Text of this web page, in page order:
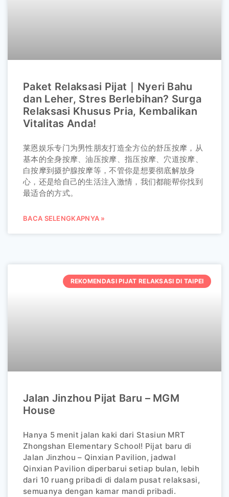
Paket Relaksasi Pijat｜Nyeri Bahu
dan Leher, Stres Berlebihan? Surga
Relaksasi Khusus Pria, Kembalikan
Vitalitas Anda!
莱恩娱乐专门为男性朋友打造全方位的舒压按摩，从
基本的全身按摩、油压按摩、指压按摩、穴道按摩、
白按摩到摄护腺按摩等，不管你是想要彻底解放身
心，还是给自己的生活注入激情，我们都能帮你找到
最适合的方式。
BACA SELENGKAPNYA »
REKOMENDASI PIJAT RELAKSASI DI TAIPEI
Jalan Jinzhou Pijat Baru – MGM
House
Hanya 5 menit jalan kaki dari Stasiun MRT
Zhongshan Elementary School! Pijat baru di
Jalan Jinzhou – Qinxian Pavilion, jadwal
Qinxian Pavilion diperbarui setiap bulan, lebih
dari 10 ruang pribadi di dalam pusat relaksasi,
semuanya dengan kamar mandi pribadi.